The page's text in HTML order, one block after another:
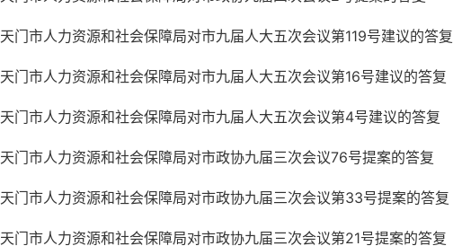
天门市人力资源和社会保障局对市九届人大五次会议第119号建议的答复
天门市人力资源和社会保障局对市九届人大五次会议第16号建议的答复
天门市人力资源和社会保障局对市九届人大五次会议第4号建议的答复
天门市人力资源和社会保障局对市政协九届三次会议76号提案的答复
天门市人力资源和社会保障局对市政协九届三次会议第33号提案的答复
天门市人力资源和社会保障局对市政协九届三次会议第21号提案的答复